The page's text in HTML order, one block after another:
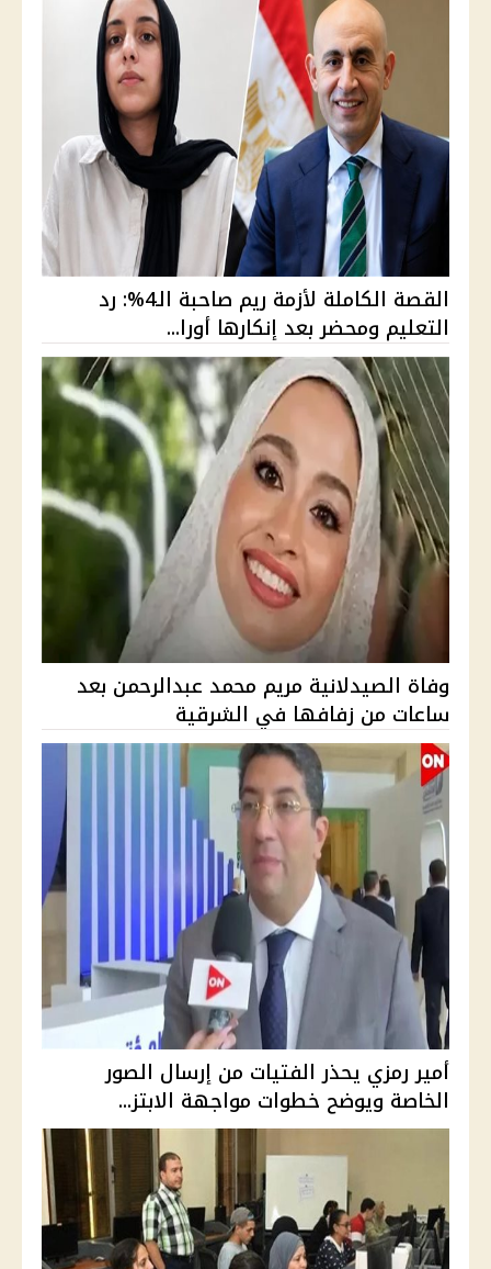
القصة الكاملة لأزمة ريم صاحبة الـ4%: رد
التعليم ومحضر بعد إنكارها أورا...
وفاة الصيدلانية مريم محمد عبدالرحمن بعد
ساعات من زفافها في الشرقية
أمير رمزي يحذر الفتيات من إرسال الصور
الخاصة ويوضح خطوات مواجهة الابتز...